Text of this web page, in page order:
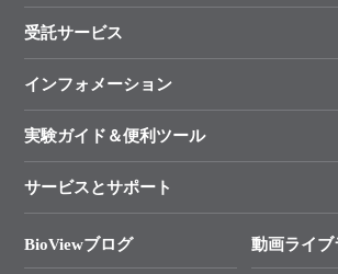
製品一覧
手法から製品を探す
新製品情報
受託サービス
オンライン注文
インフォメーション
キャンペーン
タカラバイオ各種会員募集のお知らせ
終売製品のお知らせ
実験ガイド＆便利ツール
リアルタイムPCR実験のススメ
幹細胞・再生医療研究ガイド
サービスとサポート
総合お問い合わせ
BioViewブログ 動画ライブ